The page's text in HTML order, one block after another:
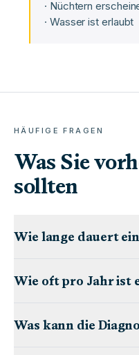
· Nüchtern
· Wasser ist erlaubt
HÄUFIGE FRAGEN
Was Sie
sollten
Wie lange dauert
Wie oft pro Jahr ist
Was kann die